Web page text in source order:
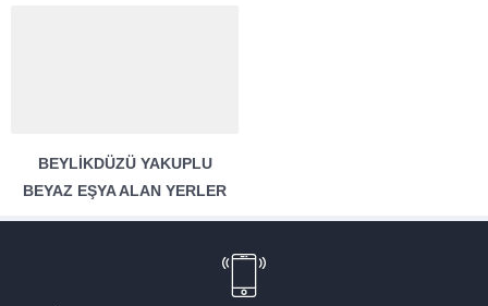
BEYLIKDÜZÜ YAKUPLU
BEYAZ EŞYA ALAN YERLER